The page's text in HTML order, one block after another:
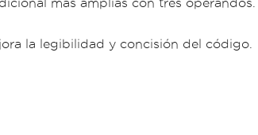
más amplias con tres operandos.
la legibilidad y concisión del código.